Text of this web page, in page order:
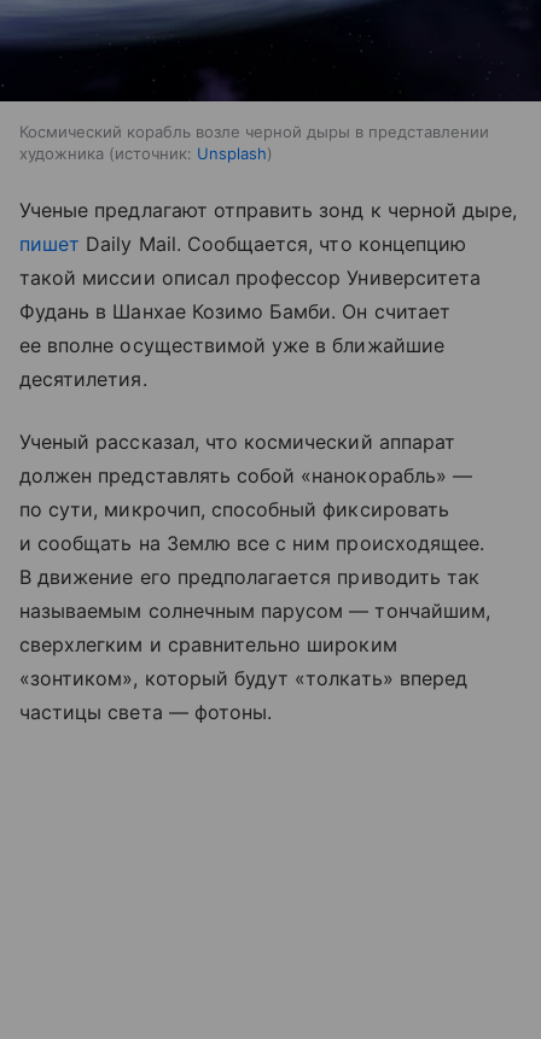
Космический корабль возле черной дыры в представлении
художника
источник: Unsplash
Ученые предлагают отправить зонд к черной дыре,
пишет Daily Mail. Сообщается, что концепцию
такой миссии описал профессор Университета
Фудань в Шанхае Козимо Бамби. Он считает
ее вполне осуществимой уже в ближайшие
десятилетия.
Ученый рассказал, что космический аппарат
должен представлять собой «нанокорабль» —
по сути, микрочип, способный фиксировать
и сообщать на Землю все с ним происходящее.
В движение его предполагается приводить так
называемым солнечным парусом — тончайшим,
сверхлегким и сравнительно широким
«зонтиком», который будут «толкать» вперед
частицы света — фотоны.